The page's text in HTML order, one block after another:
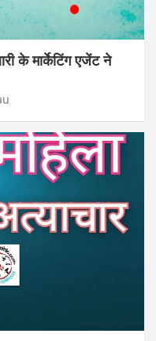
के मार्केटिंग एजेंट ने